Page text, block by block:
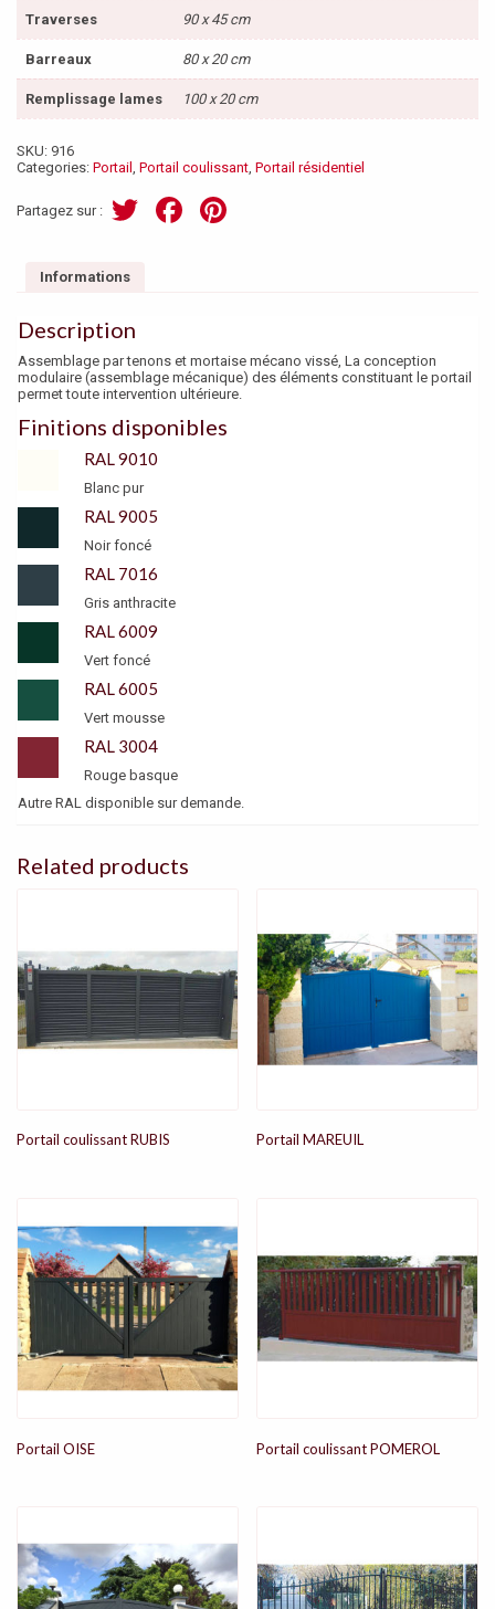
Traverses 90 x 45 cm
Barreaux 80 x 20 cm
Remplissage lames 100 x 20 cm
SKU: 916
Categories: Portail Portail coulissant Portail résidentiel
Partagez sur :
T
F
o
o
k
t
Informations
Description
Assemblage par tenons et mortaise mécano vissé, La conception
modulaire (assemblage mécanique) des éléments constituant le portail
permet toute intervention ultérieure.
Finitions disponibles
RAL 9010
Blanc pur
RAL 9005
Noir foncé
RAL 7016
Gris anthracite
RAL 6009
Vert foncé
RAL 6005
Vert mousse
RAL 3004
Rouge basque
Autre RAL disponible sur demande.
Related products
Portail coulissant RUBIS Portail MAREUIL
Portail OISE Portail coulissant POMEROL